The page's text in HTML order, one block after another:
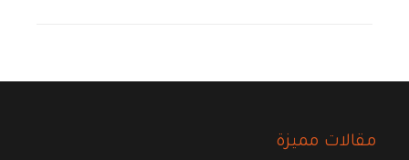
مقالات مميزة